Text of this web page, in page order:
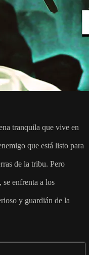
tranquila que vive en
que está listo para
de la tribu. Pero
enfrenta a los
y guardián de la